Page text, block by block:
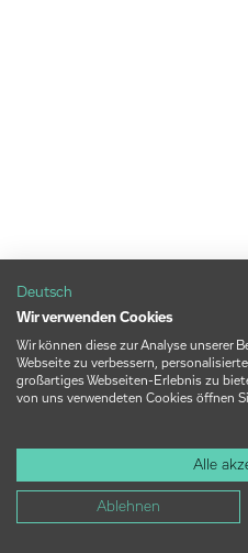
Deutsch
Wir verwenden Cookies
Wir können diese zur Analyse unserer
Webseite zu verbessern,
großartiges Webseiten-Erlebnis zu
von uns verwendeten Cookies öffnen
Alle
Ablehnen